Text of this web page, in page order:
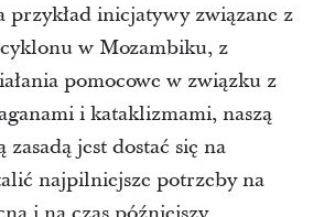
przykład inicjatywy związane z
w Mozambiku, z
pomocowe w związku z
i kataklizmami, naszą
zasadą jest dostać się na
najpilniejsze potrzeby na